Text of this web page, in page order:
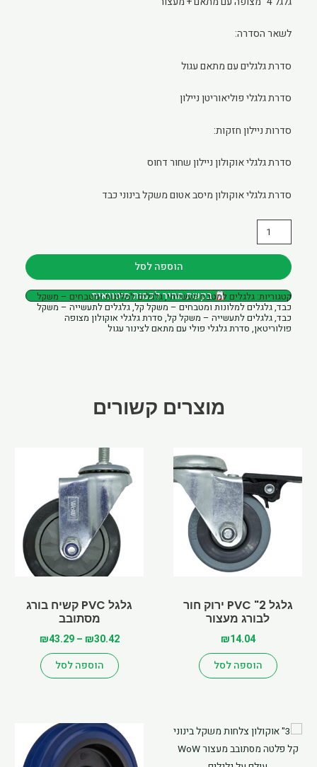
לשאר הסדרה:
סדרת גלגלים עם מתאם עגול
סדרת גלגלי פוליאוריטן ניילון
סדרות ניילון חזקות:
סדרת גלגלי אוקולון ניילון שחור דחוס
סדרת גלגלי אוקולון מיסב אטום משקל בינוני כבד
של
גלגל
4"
אוקולון
מצופה
פוליאוריטן
הוספה לסל
בקשת מחיר לכמות סיטונאית
קטגוריות: גלגלים למטבח תעשייתי,גלגלים למלונות ומטבחים – משקל
כבד,גלגלים למלונות ומטבחים – משקל קל,גלגלים לתעשייה – משקל
כבד,גלגלים לתעשייה – משקל קל, סדרת גלגלי אוקולון מצופה
פולוריטאן, סדרת גלגלי פולי עם מתאם לצינור עגול
מוצרים קשורים
גלגל 2" PVC ירוק חור
לבורג מעצור
₪14.04
הוספה לסל
גלגל PVC קשיח בורג
מסתובב
₪30.42
–
₪43.29
הוספה לסל
יש
מספר
סוגים.
ניתן
לבחור
את
בעמוד
המוצר
₪30.42
through
זה
יש